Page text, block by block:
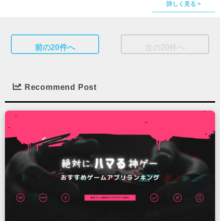
詳しく見る >
前の20件へ 次の20件へ
Recommend Post